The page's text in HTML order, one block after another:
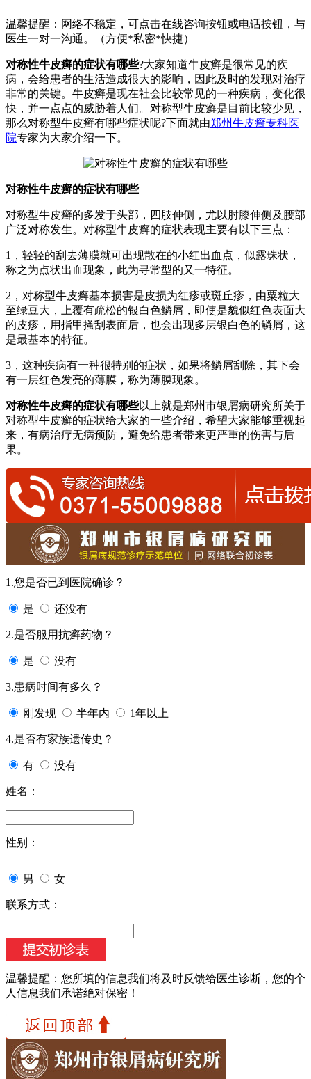
温馨提醒： 网络不稳定，可点击在线咨询按钮或电话按钮，与
医生一对一沟通。（方便*私密*快捷）
对称性牛皮癣的症状有哪些?大家知道牛皮癣是很常见的疾
病，会给患者的生活造成很大的影响，因此及时的发现对治疗
非常的关键。牛皮癣是现在社会比较常见的一种疾病，变化很
快，并一点点的威胁着人们。对称型牛皮癣是目前比较少见，
那么对称型牛皮癣有哪些症状呢?下面就由郑州牛皮癣专科医
院专家为大家介绍一下。
对称性牛皮癣的症状有哪些
对称型牛皮癣的多发于头部，四肢伸侧，尤以肘膝伸侧及腰部
广泛对称发生。对称型牛皮癣的症状表现主要有以下三点：
1，轻轻的刮去薄膜就可出现散在的小红出血点，似露珠状，
称之为点状出血现象，此为寻常型的又一特征。
2，对称型牛皮癣基本损害是皮损为红疹或斑丘疹，由粟粒大
至绿豆大，上覆有疏松的银白色鳞屑，即使是貌似红色表面大
的皮疹，用指甲搔刮表面后，也会出现多层银白色的鳞屑，这
是最基本的特征。
3，这种疾病有一种很特别的症状，如果将鳞屑刮除，其下会
有一层红色发亮的薄膜，称为薄膜现象。
对称性牛皮癣的症状有哪些以上就是郑州市银屑病研究所关于
对称型牛皮癣的症状给大家的一些介绍，希望大家能够重视起
来，有病治疗无病预防，避免给患者带来更严重的伤害与后
果。
1.您是否已到医院确诊？
是 还没有
2.是否服用抗癣药物？
是 没有
3.患病时间有多久？
刚发现 半年内 1年以上
4.是否有家族遗传史？
有 没有
姓名：
性别：
男 女
联系方式：
温馨提醒： 您所填的信息我们将及时反馈给医生诊断，您的个
人信息我们承诺绝对保密！